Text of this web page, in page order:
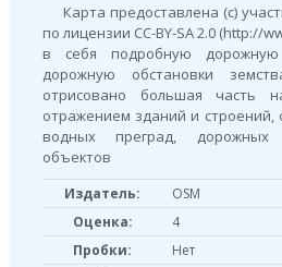
Карта предоставлена (с)
по лицензии СС-BY-SA 2.0 (http://
в себя подробную
дорожную обстановки
отрисовано большая часть
отражением зданий и
водных преград, дорожных
объектов
Издатель:
OSM
Оценка:
4
Пробки:
Нет